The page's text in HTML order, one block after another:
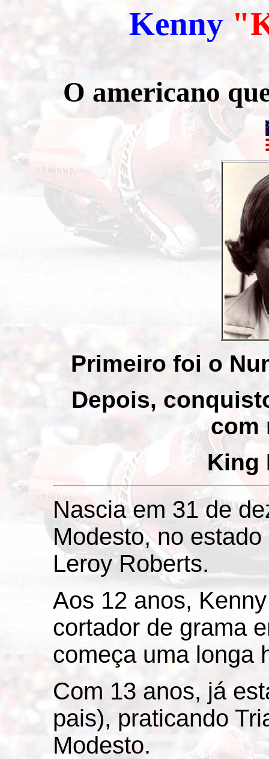
Kenny
O americano
Primeiro foi o
Depois,
com
King
Nascia em 31 de
Modesto, no
Leroy Roberts.
Aos 12 anos,
cortador de grama
começa uma longa
Com 13 anos, já
pais), praticando
Modesto.